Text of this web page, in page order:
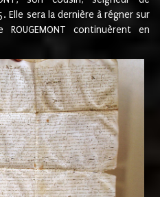
Elle sera la dernière à régner sur
continuèrent en